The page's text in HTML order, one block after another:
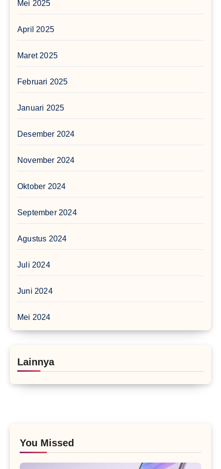
Mei 2025
April 2025
Maret 2025
Februari 2025
Januari 2025
Desember 2024
November 2024
Oktober 2024
September 2024
Agustus 2024
Juli 2024
Juni 2024
Mei 2024
Lainnya
You Missed